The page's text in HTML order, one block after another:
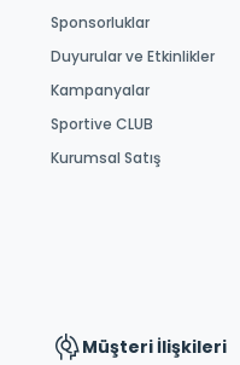
Sponsorluklar
Duyurular ve Etkinlikler
Kampanyalar
Sportive CLUB
Kurumsal Satış
Müşteri İlişkileri